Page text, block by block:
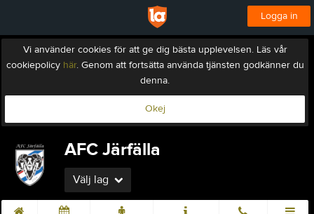
Logga in
Vi använder cookies för att ge dig bästa upplevelsen. Läs vår
cookiepolicy här. Genom att fortsätta använda tjänsten godkänner du
denna.
Okej
AFC Järfälla
Välj lag